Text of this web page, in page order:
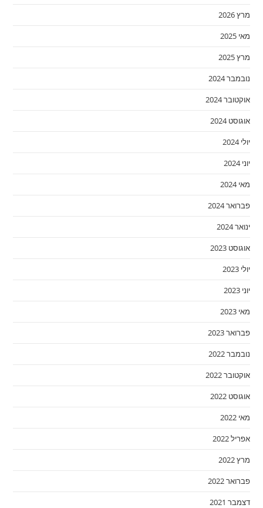
מרץ 2026
מאי 2025
מרץ 2025
נובמבר 2024
אוקטובר 2024
אוגוסט 2024
יולי 2024
יוני 2024
מאי 2024
פברואר 2024
ינואר 2024
אוגוסט 2023
יולי 2023
יוני 2023
מאי 2023
פברואר 2023
נובמבר 2022
אוקטובר 2022
אוגוסט 2022
מאי 2022
אפריל 2022
מרץ 2022
פברואר 2022
דצמבר 2021